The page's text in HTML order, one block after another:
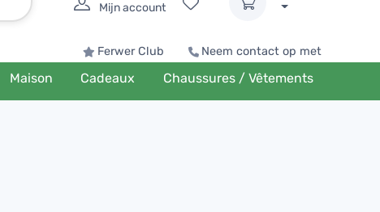
Mijn account
Ferwer Club Neem contact op met
Maison Cadeaux Chaussures / Vêtements